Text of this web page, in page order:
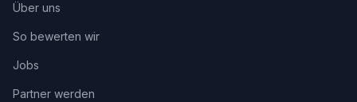
Über uns
So bewerten wir
Jobs
Partner werden